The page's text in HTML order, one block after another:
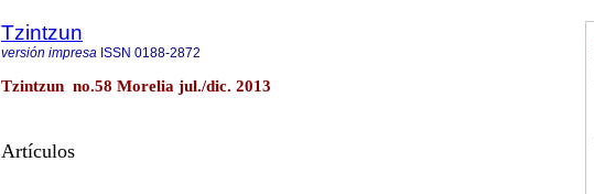
Tzintzun
versión impresa ISSN 0188-2872
Tzintzun no.58 Morelia jul./dic. 2013
Artículos